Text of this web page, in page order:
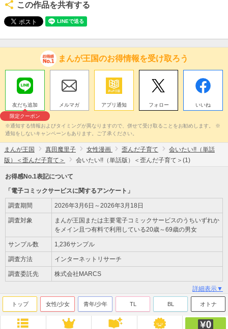
この作品を共有する
まんが王国のお得情報を受け取ろう
友だち追加
限定クーポン
メルマガ アプリ通知 フォロー いいね
※通知する情報およびタイミングが異なりますので、併せて受け取ることをお勧めします。 ※
通知をしないキャンペーンもあります。ご了承ください。
まんが王国 真田魔里子 女性漫画 歪んだ子育て
会いたい!!（単話
版）＜歪んだ子育て＞
会いたい!!（単話版）＜歪んだ子育て＞(1)
お得感No.1表記について
「電子コミックサービスに関するアンケート」
調査期間 2026年3月6日～2026年3月18日
調査対象
まんが王国または主要電子コミックサービスのうちいずれか
をメイン且つ有料で利用している20歳～69歳の男女
サンプル数 1,236サンプル
調査方法 インターネットリサーチ
調査委託先 株式会社MARCS
詳細表示▼
トップ 女性/少女 青年/少年 TL BL オトナ